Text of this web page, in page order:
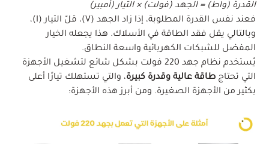
القدرة (واط) = الجهد (فولت) × التيار (أمبير)
فعند نفس القدرة المطلوبة، إذا زاد الجهد (V)، قلّ التيار (I)،
وبالتالي يقل فقد الطاقة في الأسلاك. هذا يجعله الخيار
المفضل للشبكات الكهربائية واسعة النطاق.
يُستخدم نظام جهد 220 فولت بشكل شائع لتشغيل الأجهزة
التي تحتاج طاقة عالية وقدرة كبيرة، والتي تستهلك تيارًا أعلى
بكثير من الأجهزة الصغيرة. ومن أبرز هذه الأجهزة: